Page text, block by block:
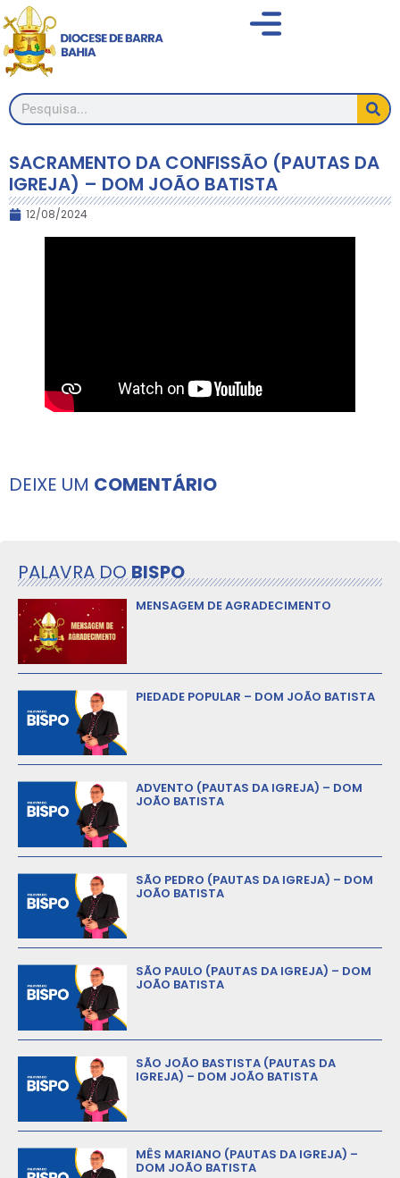
SACRAMENTO DA CONFISSÃO (PAUTAS DA
IGREJA) – DOM JOÃO BATISTA
12/08/2024
DEIXE UM COMENTÁRIO
PALAVRA DOBISPO
MENSAGEM DE AGRADECIMENTO
PIEDADE POPULAR – DOM JOÃO BATISTA
ADVENTO (PAUTAS DA IGREJA) – DOM
JOÃO BATISTA
SÃO PEDRO (PAUTAS DA IGREJA) – DOM
JOÃO BATISTA
SÃO PAULO (PAUTAS DA IGREJA) – DOM
JOÃO BATISTA
SÃO JOÃO BASTISTA (PAUTAS DA
IGREJA) – DOM JOÃO BATISTA
MÊS MARIANO (PAUTAS DA IGREJA) –
DOM JOÃO BATISTA